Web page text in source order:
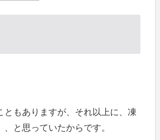
もありますが、それ以上に、凍
と思っていたからです。